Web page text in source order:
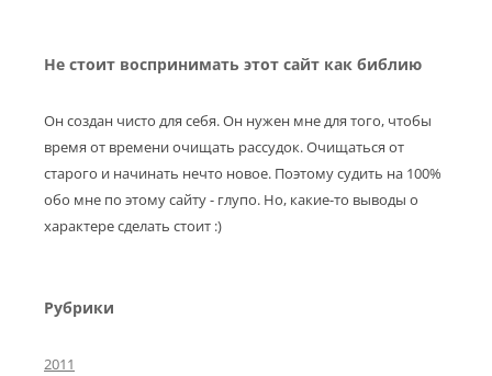
Не стоит воспринимать этот сайт как библию
Он создан чисто для себя. Он нужен мне для того, чтобы
время от времени очищать рассудок. Очищаться от
старого и начинать нечто новое. Поэтому судить на 100%
обо мне по этому сайту - глупо. Но, какие-то выводы о
характере сделать стоит :)
Рубрики
2011